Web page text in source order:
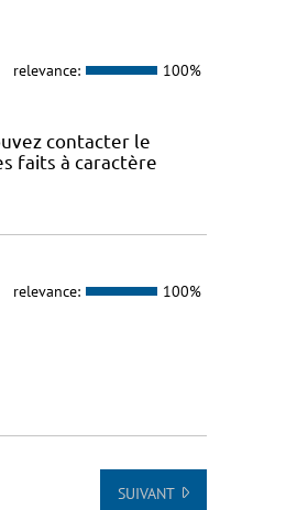
relevance: 100%
contacter le
faits à caractère
relevance: 100%
SUIVANT